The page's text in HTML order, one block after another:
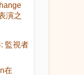
演之
: 監視者
在